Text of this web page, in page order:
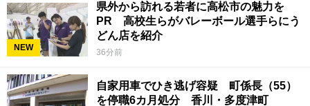
NEW
県外から訪れる若者に高松市の魅力を
PR 高校生らがバレーボール選手らにう
どん店を紹介
36分前
自家用車でひき逃げ容疑 町係長（55）
を停職6カ月処分 香川・多度津町